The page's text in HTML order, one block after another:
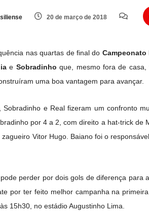
20 de março de 2018
nas quartas de final do Campeonato
e Sobradinhoque, mesmo fora de
uma boa vantagem para avançar.
Sobradinho e Real fizeram um confronto
por 4 a 2, com direito a hat-trick de
Vitor Hugo. Baiano foi o
perder por dois gols de diferença para
por ter feito melhor campanha na
15h30, no estádio Augustinho Lima.